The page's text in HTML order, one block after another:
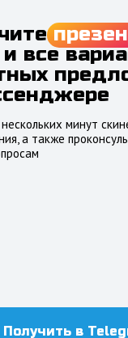
минут
а также
все
Получить в